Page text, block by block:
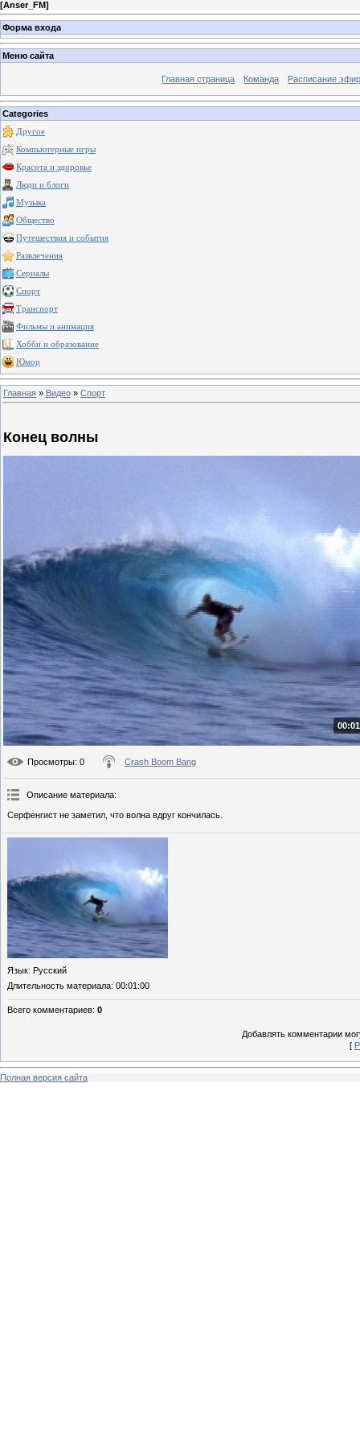
[Anser_FM]
Форма входа
Меню сайта
Главная страница Команда Расписание
Categories
Другое
Компьютерные игры
Красота и здоровье
Люди и блоги
Музыка
Общество
Путешествия и события
Развлечения
Сериалы
Спорт
Транспорт
Фильмы и анимация
Хобби и образование
Юмор
Главная » Видео » Спорт
Конец волны
Просмотры: 0 Crash Boom Bang
Описание материала:
Серфенгист не заметил, что волна вдруг кончилась.
Язык: Русский
Длительность материала: 00:01:00
Всего комментариев: 0
Добавлять комментарии
[
Полная версия сайта